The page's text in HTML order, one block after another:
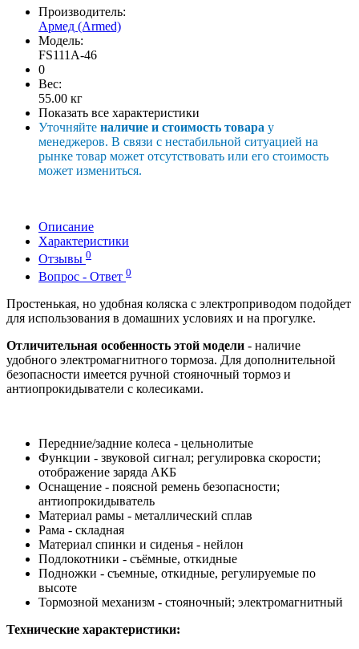
Производитель:
Армед (Armed)
Модель:
FS111A-46
0
Вес:
55.00 кг
Показать все характеристики
Уточняйте наличие и стоимость товара у
менеджеров. В связи с нестабильной ситуацией на
рынке товар может отсутствовать или его стоимость
может измениться.
Описание
Характеристики
Отзывы 0
Вопрос - Ответ 0
Простенькая, но удобная коляска с электроприводом подойдет
для использования в домашних условиях и на прогулке.
Отличительная особенность этой модели - наличие
удобного электромагнитного тормоза. Для дополнительной
безопасности имеется ручной стояночный тормоз и
антиопрокидыватели с колесиками.
Передние/задние колеса - цельнолитые
Функции - звуковой сигнал; регулировка скорости;
отображение заряда АКБ
Оснащение - поясной ремень безопасности;
антиопрокидыватель
Материал рамы - металлический сплав
Рама - складная
Материал спинки и сиденья - нейлон
Подлокотники - съёмные, откидные
Подножки - съемные, откидные, регулируемые по
высоте
Тормозной механизм - стояночный; электромагнитный
Технические характеристики: